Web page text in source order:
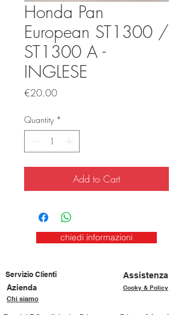
Honda Pan
European ST1300 /
ST1300 A -
INGLESE
€20.00Price
Quantity *
Add to Cart
chiedi informazioni
Servizio Clienti
Assistenza
Azienda
Cooky & Policy
Chi siamo